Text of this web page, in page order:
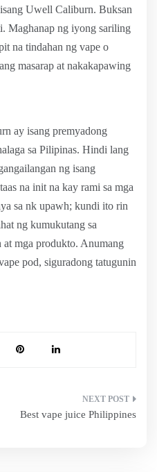
Uwell Caliburn. Buksan
Maghanap ng iyong sariling
na tindahan ng vape o
masarap at nakakapawing
ay isang premyadong
sa Pilipinas. Hindi lang
ng isang
na init na kay rami sa mga
sa nk upawh; kundi ito rin
ng kumukutang sa
mga produkto. Anumang
pod, siguradong tatugunin
Best vape juice Philippines